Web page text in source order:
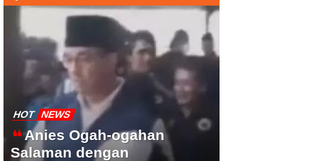
HOT NEWS
Anies Ogah-ogahan
Salaman dengan